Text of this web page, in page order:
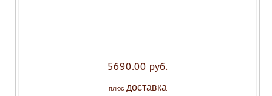
5690.00 руб.
плюс доставка